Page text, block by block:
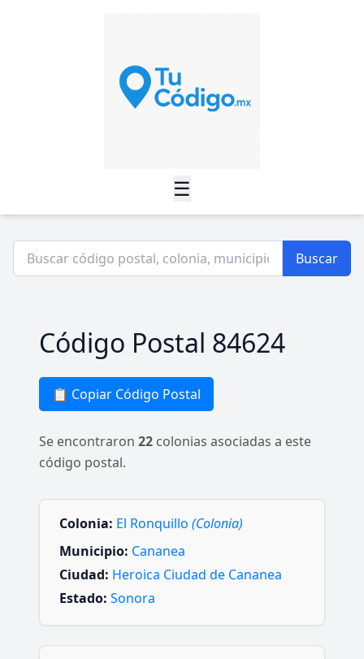
☰
Buscar
Código Postal 84624
📋 Copiar Código Postal
Se encontraron 22 colonias asociadas a este
código postal.
Colonia: El Ronquillo (Colonia)
Municipio: Cananea
Ciudad: Heroica Ciudad de Cananea
Estado: Sonora